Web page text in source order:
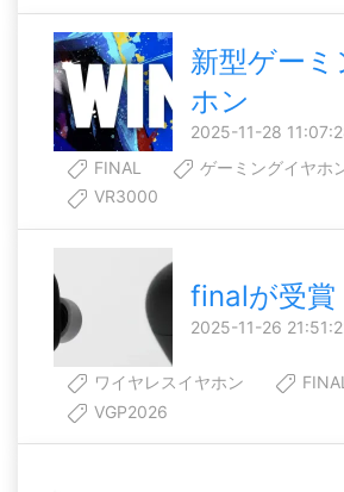
新型ゲー
ホン
2025-11-28
FINAL
ゲーミングイヤホ
VR3000
finalが受賞
2025-11-26
ワイヤレスイヤホン
FINAL
VGP2026